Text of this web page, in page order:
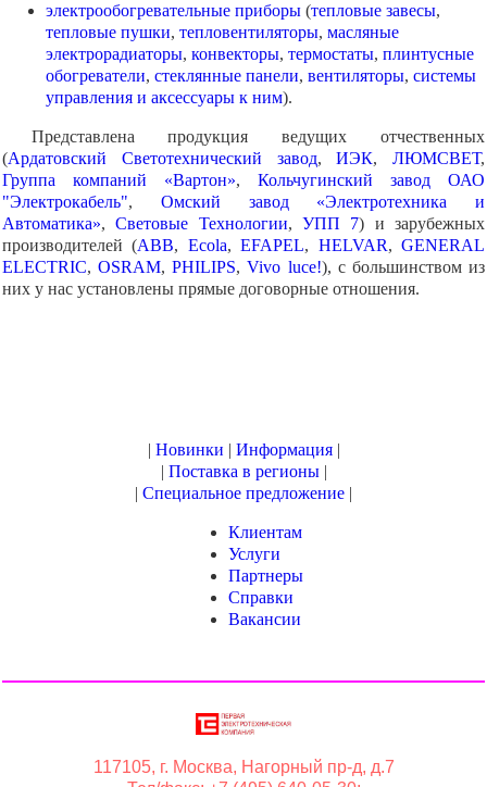
электрообогревательные приборы (тепловые завесы,
тепловые пушки, тепловентиляторы, масляные
электрорадиаторы, конвекторы, термостаты, плинтусные
обогреватели, стеклянные панели, вентиляторы, системы
управления и аксессуары к ним).
Представлена продукция ведущих отчественных
(Ардатовский Светотехнический завод,ИЭК, ЛЮМСВЕТ,
Группа компаний «Вартон», Кольчугинский завод ОАО
"Электрокабель", Омский завод «Электротехника и
Автоматика»,Световые Технологии,УПП 7) и зарубежных
производителей (ABB, Ecola,EFAPEL, HELVAR,GENERAL
ELECTRIC,OSRAM,PHILIPS,Vivo luce!), с большинством из
них у нас установлены прямые договорные отношения.
| Новинки | Информация|
| Поставка в регионы|
| Специальное предложение |
Клиентам
Услуги
Партнеры
Справки
Вакансии
117105, г. Москва, Нагорный пр-д, д.7